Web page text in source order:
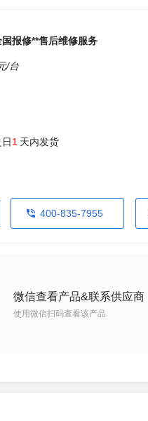
报修**售后维修服务
/台
1 天内发货
400-835-7955
微信查看产品&联系供应商
使用微信扫码查看该产品